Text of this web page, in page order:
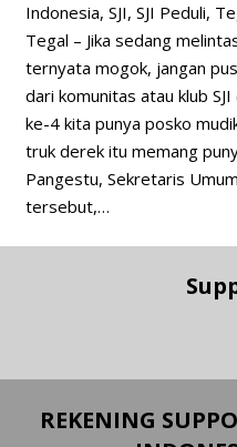
Indonesia, SJI, SJI Peduli,
Tegal – Jika sedang
ternyata mogok, jangan
dari komunitas atau klub SJI
ke-4 kita punya posko
truk derek itu memang
Pangestu, Sekretaris
tersebut,…
REKENING